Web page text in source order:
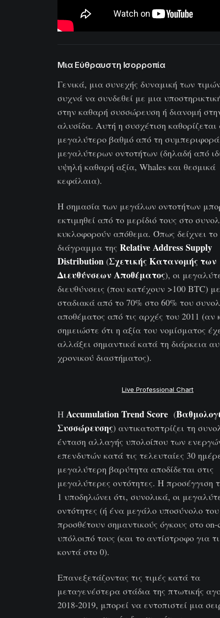
Μια Εύθραυστη Ισορροπία
Γενικά, μια συνεχής δυναμική των
συχνά να συνδεθεί με μια
στην καθαρή συσσώρευση ή διανομή
αλυσίδα. Αυτή η συσχέτιση
μεγαλύτερο βαθμό από τη συμπεριφορά
μεγαλύτερων οντοτήτων (δηλαδή από
υψηλή καθαρή αξία, Whales και θεσμικά
κεφάλαια).
Η σημασία των μεγάλων οντοτήτων
εκτιμηθεί από το μερίδιό τους στο
κυκλοφορούν απόθεμα. Όπως δείχνει το
διάγραμμα της Relative Address Supply
Distribution (Σχετικής Κατανομής των
Διευθύνσεων Αποθέματος), οι
διευθύνσεις (που κατέχουν >100 BTC)
σταδιακά από το 70% στο 60% του
αποθέματος από τις αρχές του 2011 (αν
σημειώστε ότι η αξία του νομίσματος
αλλάξει σημαντικά κατά τη διάρκεια
χρονικού διαστήματος).
Live Professional Chart
Η Accumulation Trend Score (
Συσσώρευσης) αντικατοπτρίζει τη
ένταση αλλαγής υπολοίπου των
επενδυτών κατά τις τελευταίες 30
μεγαλύτερη βαρύτητα αποδίδεται στις
μεγαλύτερες οντότητες. Η προσέγγιση
1 υποδηλώνει ότι, συνολικά, οι
οντότητες (ή ένα μεγάλο υποσύνολο του
προσθέτουν σημαντικούς όγκους στο on-
υπόλοιπό τους (και το αντίστροφο για
κοντά στο 0).
Επανεξετάζοντας τις τιμές κατά τα
μεταγενέστερα στάδια της πτωτικής
2018-2019, μπορεί να εντοπιστεί μια